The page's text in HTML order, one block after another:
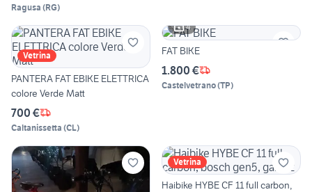
Ragusa (RG)
Vetrina
PANTERA FAT EBIKE ELETTRICA
colore Verde Matt
700 €
Caltanissetta (CL)
4
FAT BIKE
1.800 €
Castelvetrano(TP)
Vetrina
Haibike HYBE CF 11 full carbon,